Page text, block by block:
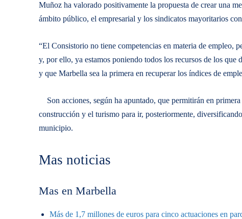
Muñoz ha valorado positivamente la propuesta de crear una
ámbito público, el empresarial y los sindicatos mayoritarios
“El Consistorio no tiene competencias en materia de empleo,
y, por ello, ya estamos poniendo todos los recursos de los que
y que Marbella sea la primera en recuperar los índices de
Son acciones, según ha apuntado, que permitirán en
construcción y el turismo para ir, posteriormente,
municipio.
Mas noticias
Mas en Marbella
Más de 1,7 millones de euros para cinco actuaciones en